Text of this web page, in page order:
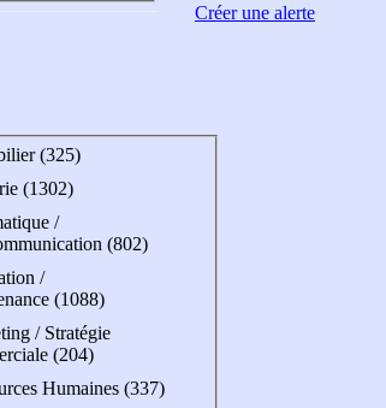
(325)
(1302)
/
(802)
/
(1088)
/ Stratégie
(204)
Humaines (337)
Créer une alerte